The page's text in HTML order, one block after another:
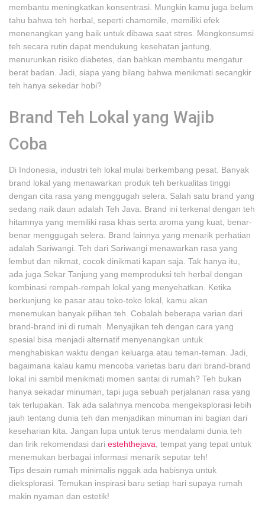
membantu meningkatkan konsentrasi. Mungkin kamu juga belum
tahu bahwa teh herbal, seperti chamomile, memiliki efek
menenangkan yang baik untuk dibawa saat stres. Mengkonsumsi
teh secara rutin dapat mendukung kesehatan jantung,
menurunkan risiko diabetes, dan bahkan membantu mengatur
berat badan. Jadi, siapa yang bilang bahwa menikmati secangkir
teh hanya sekedar hobi?
Brand Teh Lokal yang Wajib
Coba
Di Indonesia, industri teh lokal mulai berkembang pesat. Banyak
brand lokal yang menawarkan produk teh berkualitas tinggi
dengan cita rasa yang menggugah selera. Salah satu brand yang
sedang naik daun adalah Teh Java. Brand ini terkenal dengan teh
hitamnya yang memiliki rasa khas serta aroma yang kuat, benar-
benar menggugah selera. Brand lainnya yang menarik perhatian
adalah Sariwangi. Teh dari Sariwangi menawarkan rasa yang
lembut dan nikmat, cocok dinikmati kapan saja. Tak hanya itu,
ada juga Sekar Tanjung yang memproduksi teh herbal dengan
kombinasi rempah-rempah lokal yang menyehatkan. Ketika
berkunjung ke pasar atau toko-toko lokal, kamu akan
menemukan banyak pilihan teh. Cobalah beberapa varian dari
brand-brand ini di rumah. Menyajikan teh dengan cara yang
spesial bisa menjadi alternatif menyenangkan untuk
menghabiskan waktu dengan keluarga atau teman-teman. Jadi,
bagaimana kalau kamu mencoba varietas baru dari brand-brand
lokal ini sambil menikmati momen santai di rumah? Teh bukan
hanya sekadar minuman, tapi juga sebuah perjalanan rasa yang
tak terlupakan. Tak ada salahnya mencoba mengeksplorasi lebih
jauh tentang dunia teh dan menjadikan minuman ini bagian dari
keseharian kita. Jangan lupa untuk terus mendalami dunia teh
dan lirik rekomendasi dari estehthejava , tempat yang tepat untuk
menemukan berbagai informasi menarik seputar teh!
Tips desain rumah minimalis nggak ada habisnya untuk
dieksplorasi. Temukan inspirasi baru setiap hari supaya rumah
makin nyaman dan estetik!